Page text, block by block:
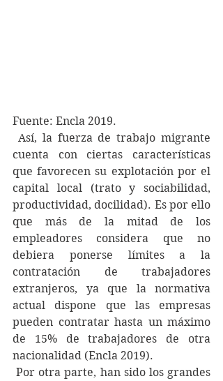
Fuente: Encla 2019.
cuenta con ciertas características
que favorecen su explotación por el
capital local (trato y sociabilidad,
productividad, docilidad). Es por ello
que más de la mitad de los
empleadores considera que no
debiera ponerse límites a la
contratación de trabajadores
extranjeros, ya que la normativa
actual dispone que las empresas
pueden contratar hasta un máximo
de 15% de trabajadores de otra
nacionalidad (Encla 2019).
Por otra parte, han sido los grandes